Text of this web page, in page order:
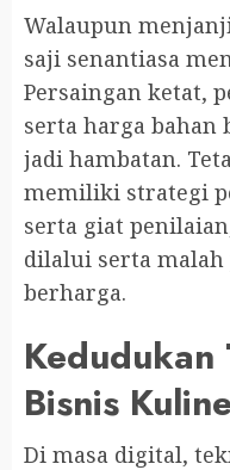
Walaupun
saji senantiasa
Persaingan ketat,
serta harga bahan
jadi hambatan.
memiliki strategi
serta giat
dilalui serta
berharga.
Kedudukan
Bisnis
Di masa digital,